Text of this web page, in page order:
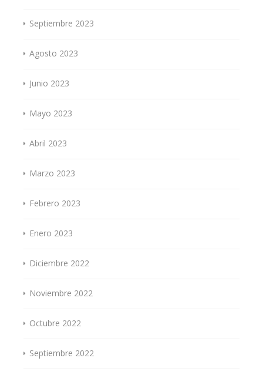
Septiembre 2023
Agosto 2023
Junio 2023
Mayo 2023
Abril 2023
Marzo 2023
Febrero 2023
Enero 2023
Diciembre 2022
Noviembre 2022
Octubre 2022
Septiembre 2022